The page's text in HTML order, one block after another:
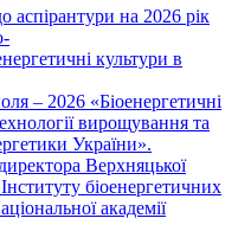
на 2026 рік
культури в
– 2026 «Біоенергетичні
вирощування та
України».
Верхняцької
біоенергетичних
академії